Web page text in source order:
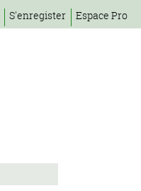
S'enregister Espace Pro